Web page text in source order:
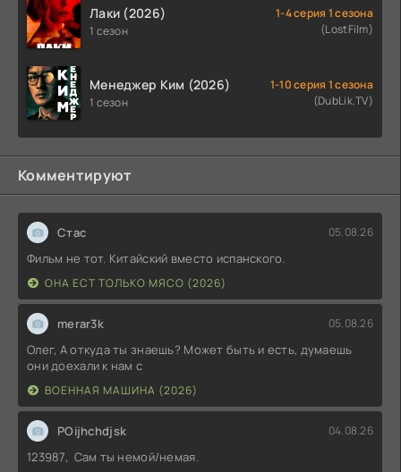
Лаки (2026)
1 сезон
1-4 серия 1 сезона
(LostFilm)
Менеджер Ким (2026)
1 сезон
1-10 серия 1 сезона
(DubLik.TV)
Комментируют
Стас 05.08.26
Фильм не тот. Китайский вместо испанского.
ОНА ЕСТ ТОЛЬКО МЯСО (2026)
merar3k 05.08.26
Олег, А откуда ты знаешь? Может быть и есть, думаешь
они доехали к нам с
ВОЕННАЯ МАШИНА (2026)
POijhchdjsk 04.08.26
123987, Сам ты немой/немая.